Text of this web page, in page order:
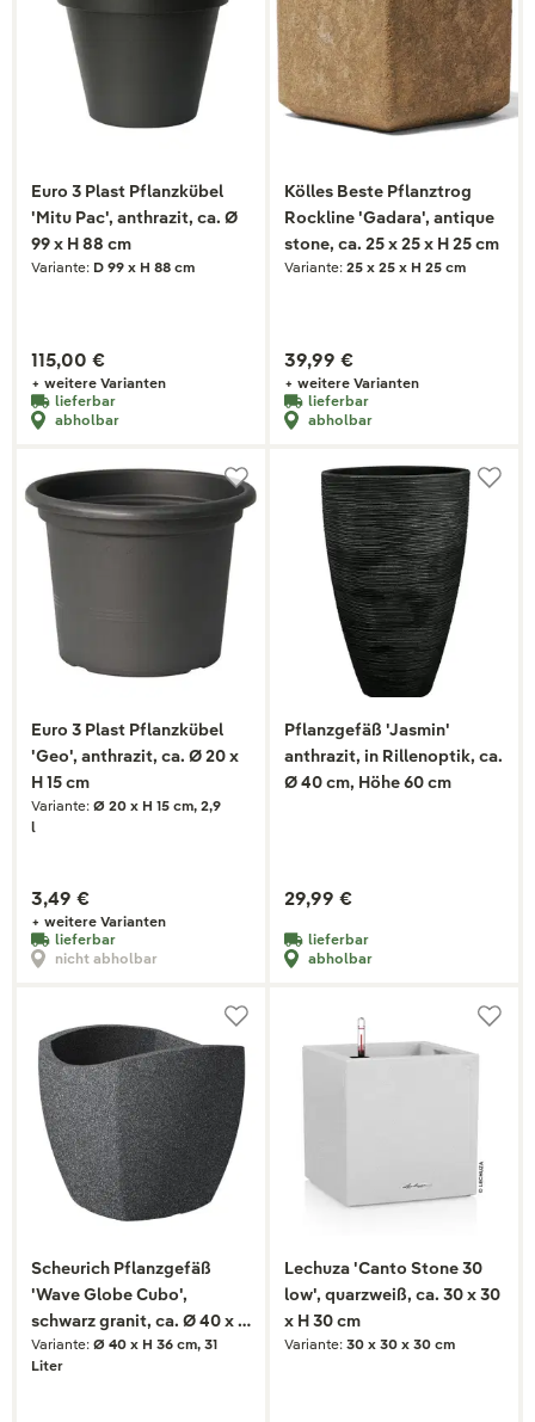
Euro 3 Plast Pflanzkübel
'Mitu Pac', anthrazit, ca. Ø
99 x H 88 cm
Variante: D 99 x H 88 cm
115,00 €
+ weitere Varianten
lieferbar
abholbar
Kölles Beste Pflanztrog
Rockline 'Gadara', antique
stone, ca. 25 x 25 x H 25 cm
Variante: 25 x 25 x H 25 cm
39,99 €
+ weitere Varianten
lieferbar
abholbar
Euro 3 Plast Pflanzkübel
'Geo', anthrazit, ca. Ø 20 x
H 15 cm
Variante: Ø 20 x H 15 cm, 2,9
l
3,49 €
+ weitere Varianten
lieferbar
nicht abholbar
Pflanzgefäß 'Jasmin'
anthrazit, in Rillenoptik, ca.
Ø 40 cm, Höhe 60 cm
29,99 €
lieferbar
abholbar
Scheurich Pflanzgefäß
'Wave Globe Cubo',
schwarz granit, ca. Ø 40 x H
36 cm
Variante: Ø 40 x H 36 cm, 31
Liter
Lechuza 'Canto Stone 30
low', quarzweiß, ca. 30 x 30
x H 30 cm
Variante: 30 x 30 x 30 cm